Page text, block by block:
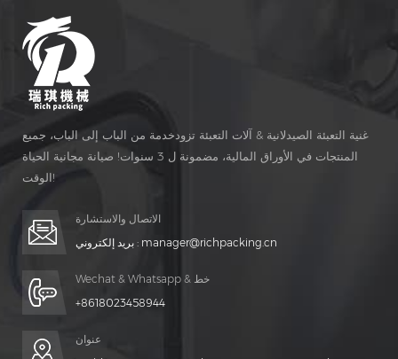
غنية التعبئة الصيدلانية & آلات التعبئة تزودخدمة من الباب إلى الباب، جميع
المنتجات في الأوراق المالية، مضمونة ل 3 سنوات! صيانة مجانية الحياة
الوقت!
الاتصال والاستشارة
بريد إلكتروني : manager@richpacking.cn
Wechat & Whatsapp & خط
+8618023458944
عنوان